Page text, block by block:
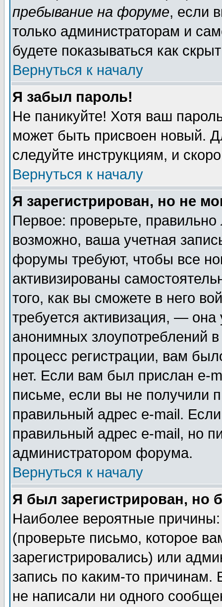
пребывание на форуме, если
только администраторам и
будете показываться как
Вернуться к началу
Я забыл пароль!
Не паникуйте! Хотя ваш
может быть присвоен новый.
следуйте инструкциям, и
Вернуться к началу
Я зарегистрирован, но не
Первое: проверьте,
возможно, ваша учетная
форумы требуют, чтобы все
активизированы
того, как вы сможете в него
требуется активизация, —
анонимных злоупотреблений
процесс регистрации, вам
нет. Если вам был прислан e-
письме, если вы не получили
правильный адрес e-mail.
правильный адрес e-mail, но
администратором форума.
Вернуться к началу
Я был зарегистрирован, но
Наиболее вероятные
(проверьте письмо, которое
зарегистрировались) или
запись по каким-то
не написали ни одного